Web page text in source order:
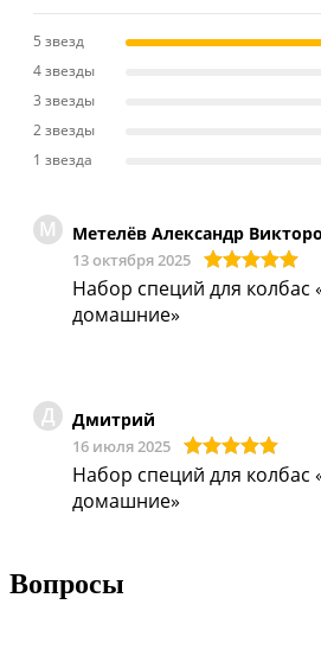
5 звезд
4 звезды
3 звезды
2 звезды
1 звезда
М Метелёв Александр
13 октября 2025
Набор специй для колбас
домашние»
Д Дмитрий
16 июля 2025
Набор специй для колбас
домашние»
Вопросы